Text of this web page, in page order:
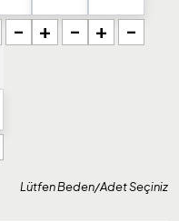
- + - + -
Lütfen Beden/Adet Seçiniz